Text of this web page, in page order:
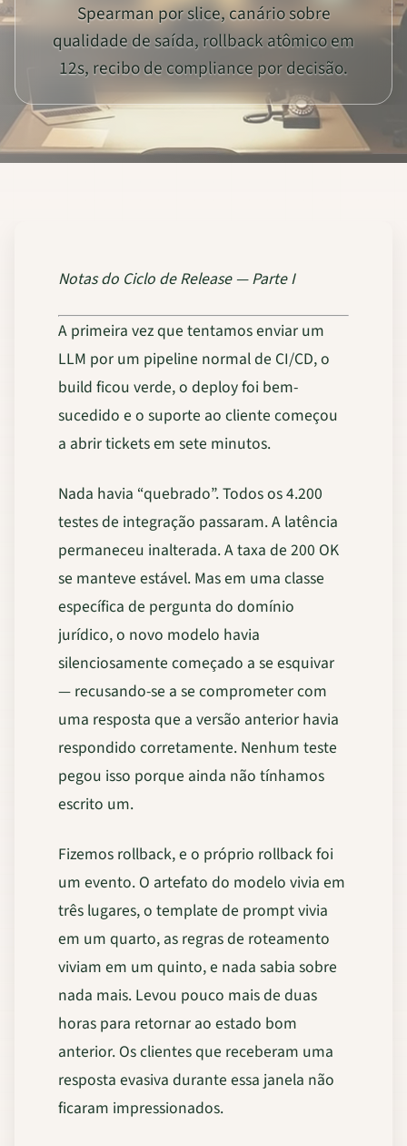
Spearman por slice, canário sobre
qualidade de saída, rollback atômico em
12s, recibo de compliance por decisão.
Notas do Ciclo de Release — Parte I
A primeira vez que tentamos enviar um
LLM por um pipeline normal de CI/CD, o
build ficou verde, o deploy foi bem-
sucedido e o suporte ao cliente começou
a abrir tickets em sete minutos.
Nada havia “quebrado”. Todos os 4.200
testes de integração passaram. A latência
permaneceu inalterada. A taxa de 200 OK
se manteve estável. Mas em uma classe
específica de pergunta do domínio
jurídico, o novo modelo havia
silenciosamente começado a se esquivar
— recusando-se a se comprometer com
uma resposta que a versão anterior havia
respondido corretamente. Nenhum teste
pegou isso porque ainda não tínhamos
escrito um.
Fizemos rollback, e o próprio rollback foi
um evento. O artefato do modelo vivia em
três lugares, o template de prompt vivia
em um quarto, as regras de roteamento
viviam em um quinto, e nada sabia sobre
nada mais. Levou pouco mais de duas
horas para retornar ao estado bom
anterior. Os clientes que receberam uma
resposta evasiva durante essa janela não
ficaram impressionados.